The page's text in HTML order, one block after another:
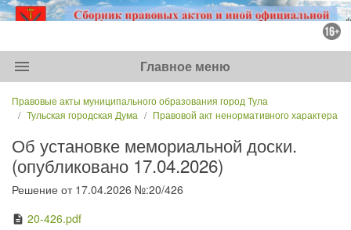
menu Главное меню
Правовые акты муниципального образования город Тула
Тульская городская Дума
Правовой акт ненормативного характера
Об установке мемориальной доски.
(опубликовано 17.04.2026)
Решение от 17.04.2026 №:20/426
description 20-426.pdf